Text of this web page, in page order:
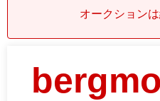
オークション